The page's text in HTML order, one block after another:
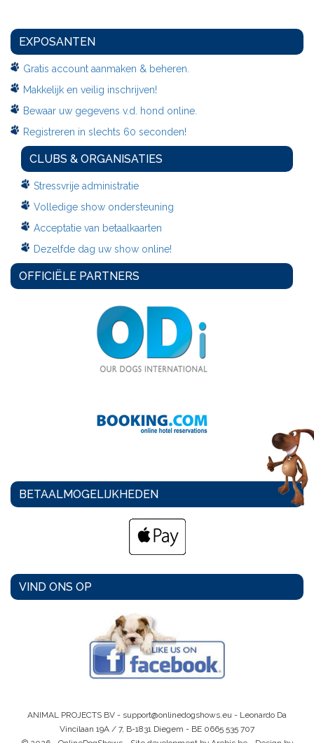
EXPOSANTEN
Gratis account aanmaken & beheren.
Makkelijk en veilig inschrijven!
Bewaar uw gegevens v.d. hond online.
Registreren in slechts 60 seconden!
CLUBS & ORGANISATIES
Stressvrije administratie
Volledige show ondersteuning
Acceptatie van betaalkaarten
Dezelfde dag uw show online!
OFFICIËLE PARTNERS
BETAALMOGELIJKHEDEN
VIND ONS OP
ANIMAL PROJECTS BV - support@onlinedogshows.eu - Leonardo Da
Vincilaan 19A / 7, B-1831 Diegem - BE 0665 535 707